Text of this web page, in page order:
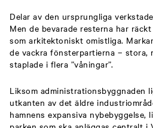
Delar av den ursprungliga
Men de bevarade resterna har
som arkitektoniskt omistliga.
de vackra fönsterpartierna – stora,
staplade i flera ”våningar”.
Liksom administrationsbyggnaden
utkanten av det äldre
hamnens expansiva nybebyggelse,